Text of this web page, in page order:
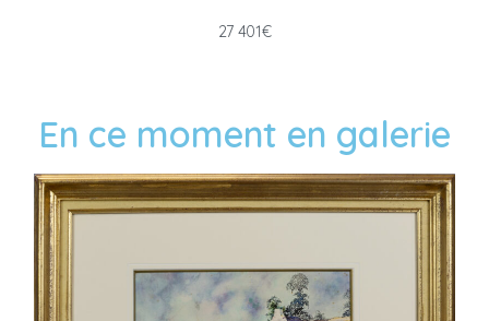
27 401€
En ce moment en galerie